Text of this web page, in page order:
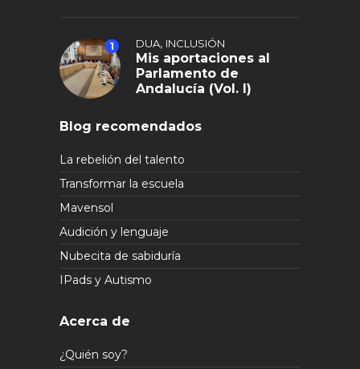
1 DUA, INCLUSIÓN
Mis aportaciones al
Parlamento de
Andalucía (Vol. I)
Blog recomendados
La rebelión del talento
Transformar la escuela
Mavensol
Audición y lenguaje
Nubecita de sabiduría
IPads y Autismo
Acerca de
¿Quién soy?